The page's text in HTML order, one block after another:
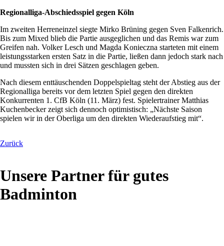
Regionalliga-Abschiedsspiel gegen Köln
Im zweiten Herreneinzel siegte Mirko Brüning gegen Sven Falkenrich.
Bis zum Mixed blieb die Partie ausgeglichen und das Remis war zum
Greifen nah. Volker Lesch und Magda Konieczna starteten mit einem
leistungsstarken ersten Satz in die Partie, ließen dann jedoch stark nach
und mussten sich in drei Sätzen geschlagen geben.
Nach diesem enttäuschenden Doppelspieltag steht der Abstieg aus der
Regionalliga bereits vor dem letzten Spiel gegen den direkten
Konkurrenten 1. CfB Köln (11. März) fest. Spielertrainer Matthias
Kuchenbecker zeigt sich dennoch optimistisch: „Nächste Saison
spielen wir in der Oberliga um den direkten Wiederaufstieg mit“.
Zurück
Unsere Partner für gutes
Badminton